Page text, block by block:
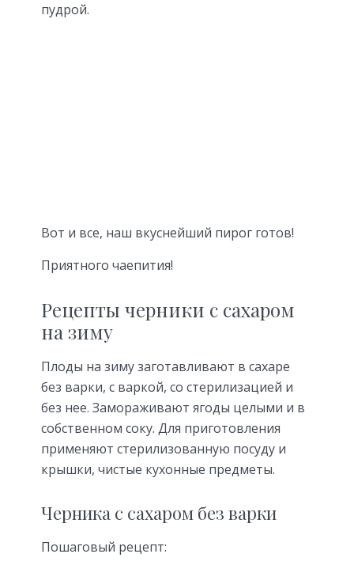
пудрой.
Вот и все, наш вкуснейший пирог готов!
Приятного чаепития!
Рецепты черники с сахаром
на зиму
Плоды на зиму заготавливают в сахаре
без варки, с варкой, со стерилизацией и
без нее. Замораживают ягоды целыми и в
собственном соку. Для приготовления
применяют стерилизованную посуду и
крышки, чистые кухонные предметы.
Черника с сахаром без варки
Пошаговый рецепт: